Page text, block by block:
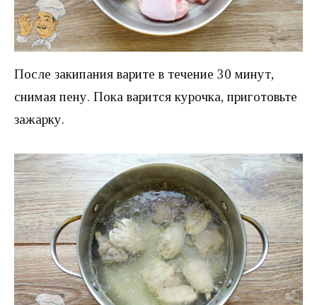
После закипания варите в течение 30 минут,
снимая пену. Пока варится курочка, приготовьте
зажарку.